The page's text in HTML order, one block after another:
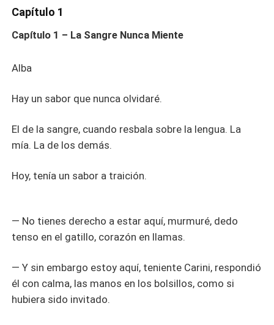
atrae. Porque Sandro no tiene ninguna intención de
el juego de poder y deseo comienza: cruel, torrente,
firman con sangre, el amor podría ser el crimen más
Capítulo 1
Capítulo 1 – La Sangre Nunca Miente
Alba
Hay un sabor que nunca olvidaré.
El de la sangre, cuando resbala sobre la lengua. La
mía. La de los demás.
Hoy, tenía un sabor a traición.
— No tienes derecho a estar aquí, murmuré, dedo
tenso en el gatillo, corazón en llamas.
— Y sin embargo estoy aquí, teniente Carini, respondió
él con calma, las manos en los bolsillos, como si
hubiera sido invitado.